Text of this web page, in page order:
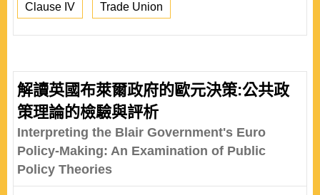
Clause IV Trade Union
解讀英國布萊爾政府的歐元決策:公共政
策理論的檢驗與評析
Interpreting the Blair Government's Euro
Policy-Making: An Examination of Public
Policy Theories